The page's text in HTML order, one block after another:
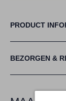
PRODUCT
BEZORGEN &